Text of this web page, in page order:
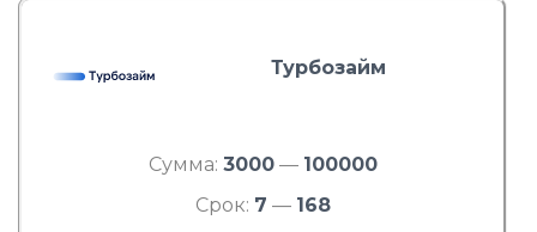
Турбозайм
Сумма: 3000— 100000
Срок: 7 — 168